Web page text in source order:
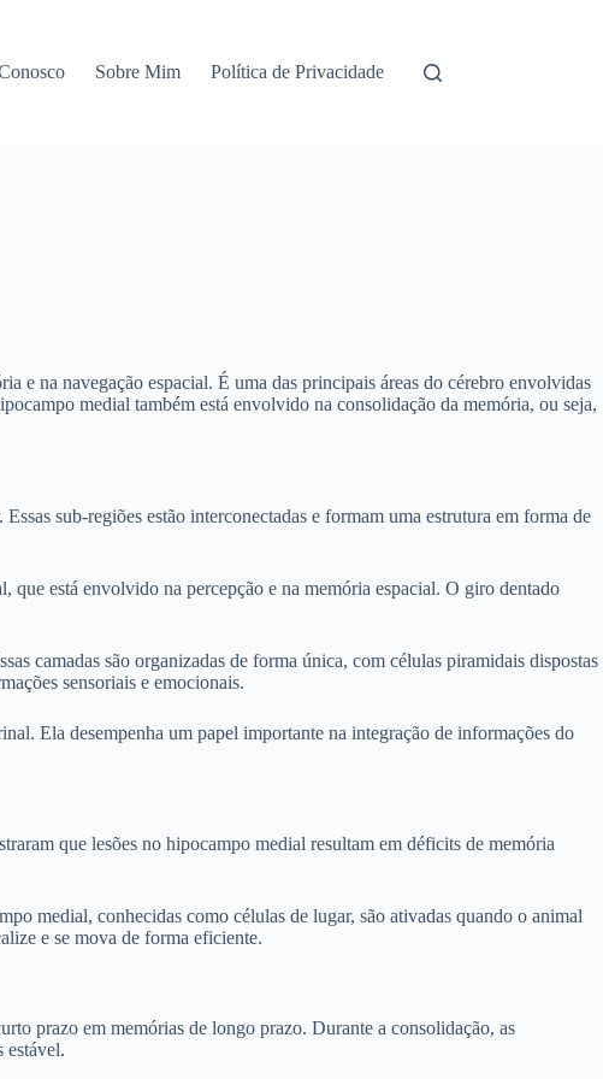
Sobre Mim Política de Privacidade
e na navegação espacial. É uma das principais áreas do cérebro envolvidas
medial também está envolvido na consolidação da memória, ou seja,
sub-regiões estão interconectadas e formam uma estrutura em forma de
está envolvido na percepção e na memória espacial. O giro dentado
camadas são organizadas de forma única, com células piramidais dispostas
sensoriais e emocionais.
Ela desempenha um papel importante na integração de informações do
que lesões no hipocampo medial resultam em déficits de memória
medial, conhecidas como células de lugar, são ativadas quando o animal
e se mova de forma eficiente.
prazo em memórias de longo prazo. Durante a consolidação, as
estável.